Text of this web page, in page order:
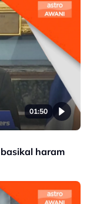
01:50
haram